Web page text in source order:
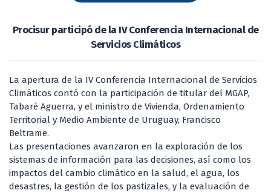
Procisur participó de la IV Conferencia Internacional de
Servicios Climáticos
La apertura de la IV Conferencia Internacional de Servicios
Climáticos contó con la participación de titular del MGAP,
Tabaré Aguerra, y el ministro de Vivienda, Ordenamiento
Territorial y Medio Ambiente de Uruguay, Francisco
Beltrame.
Las presentaciones avanzaron en la exploración de los
sistemas de información para las decisiones, así como los
impactos del cambio climático en la salud, el agua, los
desastres, la gestión de los pastizales, y la evaluación de